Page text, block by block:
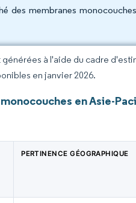
des membranes
à l'aide du cadre
en janvier 2026.
en Asie-
PERTINENCE GÉOGRAPHIQUE